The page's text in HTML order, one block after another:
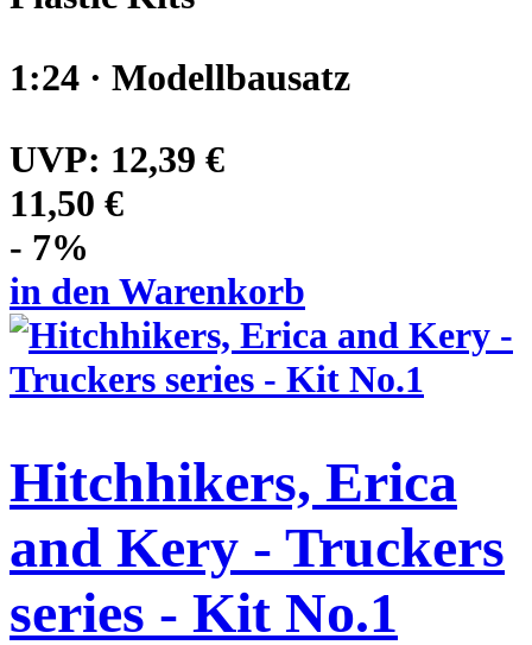
1:24 · Modellbausatz
UVP: 12,39 €
11,50 €
- 7%
in den Warenkorb
Hitchhikers, Erica
and Kery - Truckers
series - Kit No.1